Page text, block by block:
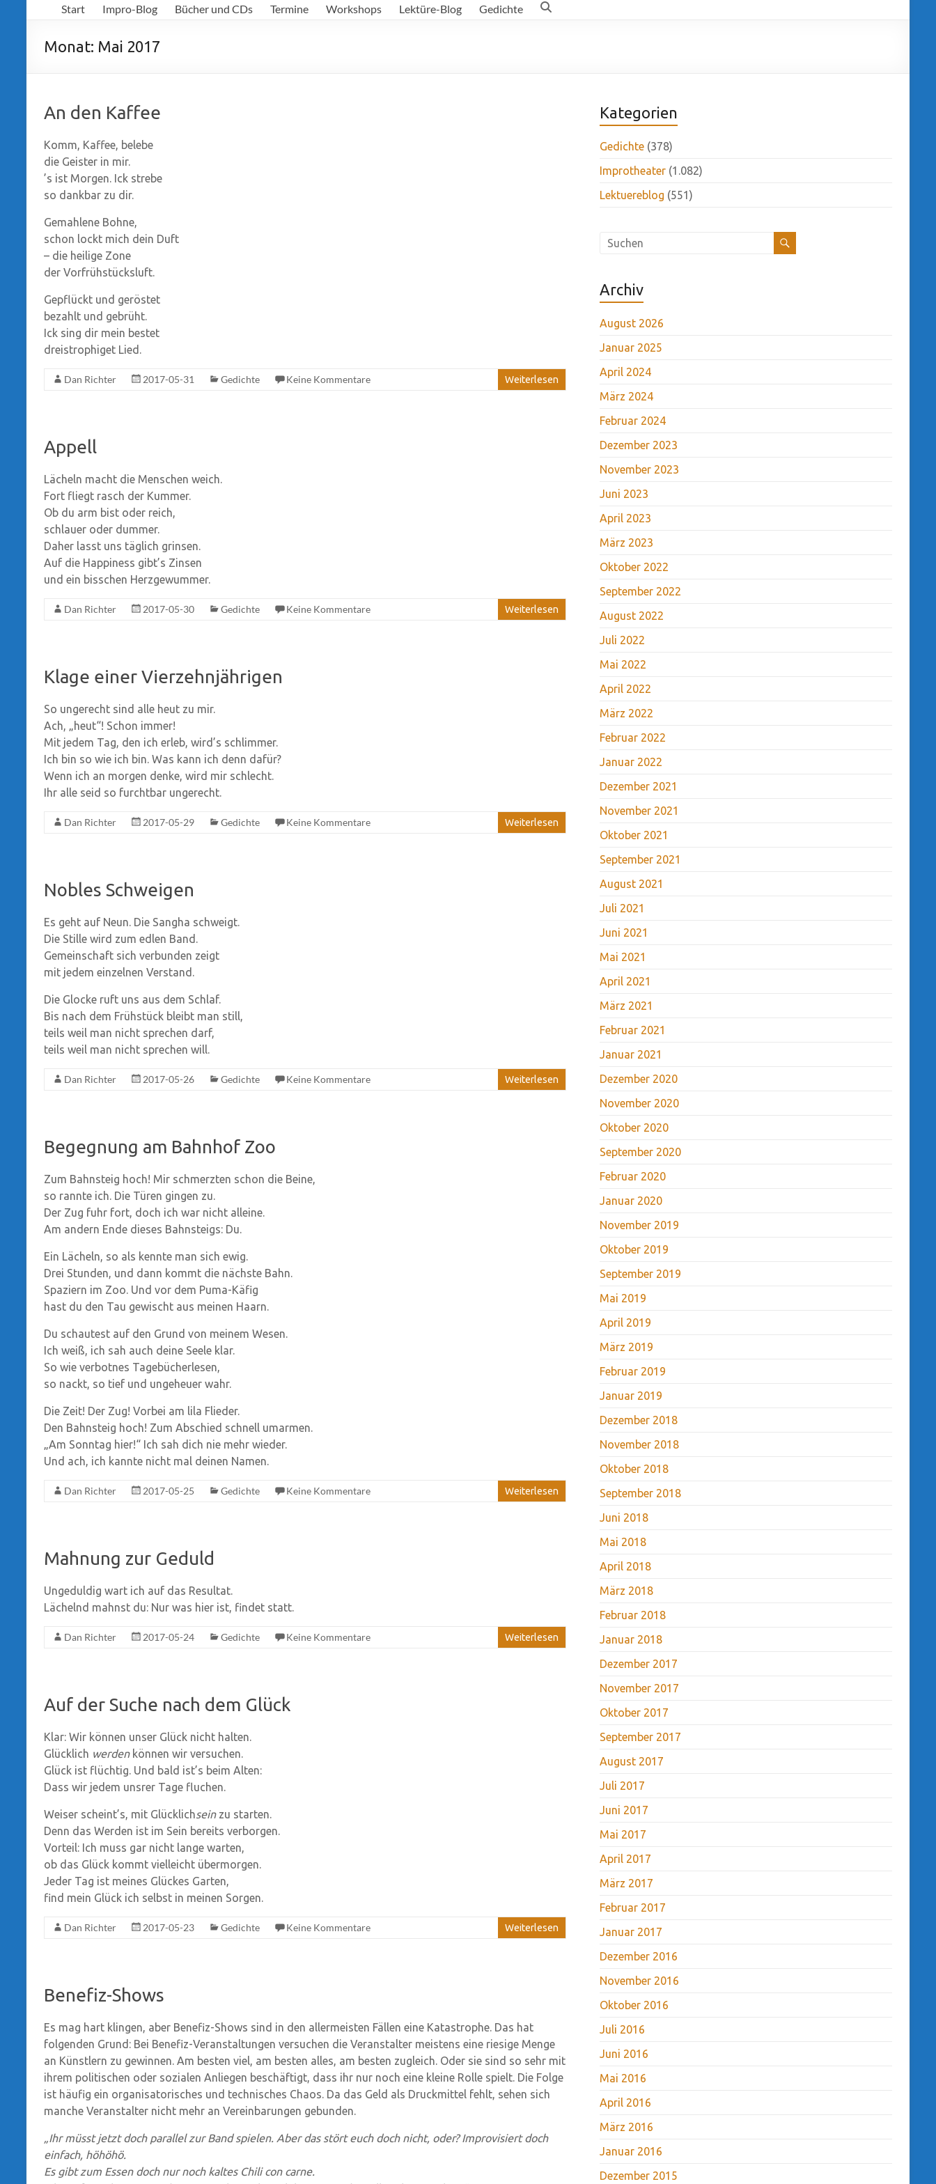
Richter
Start Impro-Blog Bücher und CDs Termine Workshops Lektüre-Blog Gedichte
Monat: Mai 2017
An den Kaffee
Komm, Kaffee, belebe
die Geister in mir.
’s ist Morgen. Ick strebe
so dankbar zu dir.
Gemahlene Bohne,
schon lockt mich dein Duft
– die heilige Zone
der Vorfrühstücksluft.
Gepflückt und geröstet
bezahlt und gebrüht.
Ick sing dir mein bestet
dreistrophiget Lied.
Dan Richter 2017-05-31 Gedichte Keine Kommentare Weiterlesen
Appell
Lächeln macht die Menschen weich.
Fort fliegt rasch der Kummer.
Ob du arm bist oder reich,
schlauer oder dummer.
Daher lasst uns täglich grinsen.
Auf die Happiness gibt’s Zinsen
und ein bisschen Herzgewummer.
Dan Richter 2017-05-30 Gedichte Keine Kommentare Weiterlesen
Klage einer Vierzehnjährigen
So ungerecht sind alle heut zu mir.
Ach, „heut“! Schon immer!
Mit jedem Tag, den ich erleb, wird’s schlimmer.
Ich bin so wie ich bin. Was kann ich denn dafür?
Wenn ich an morgen denke, wird mir schlecht.
Ihr alle seid so furchtbar ungerecht.
Dan Richter 2017-05-29 Gedichte Keine Kommentare Weiterlesen
Nobles Schweigen
Es geht auf Neun. Die Sangha schweigt.
Die Stille wird zum edlen Band.
Gemeinschaft sich verbunden zeigt
mit jedem einzelnen Verstand.
Die Glocke ruft uns aus dem Schlaf.
Bis nach dem Frühstück bleibt man still,
teils weil man nicht sprechen darf,
teils weil man nicht sprechen will.
Dan Richter 2017-05-26 Gedichte Keine Kommentare Weiterlesen
Begegnung am Bahnhof Zoo
Zum Bahnsteig hoch! Mir schmerzten schon die Beine,
so rannte ich. Die Türen gingen zu.
Der Zug fuhr fort, doch ich war nicht alleine.
Am andern Ende dieses Bahnsteigs: Du.
Ein Lächeln, so als kennte man sich ewig.
Drei Stunden, und dann kommt die nächste Bahn.
Spaziern im Zoo. Und vor dem Puma-Käfig
hast du den Tau gewischt aus meinen Haarn.
Du schautest auf den Grund von meinem Wesen.
Ich weiß, ich sah auch deine Seele klar.
So wie verbotnes Tagebücherlesen,
so nackt, so tief und ungeheuer wahr.
Die Zeit! Der Zug! Vorbei am lila Flieder.
Den Bahnsteig hoch! Zum Abschied schnell umarmen.
„Am Sonntag hier!“ Ich sah dich nie mehr wieder.
Und ach, ich kannte nicht mal deinen Namen.
Dan Richter 2017-05-25 Gedichte Keine Kommentare Weiterlesen
Mahnung zur Geduld
Ungeduldig wart ich auf das Resultat.
Lächelnd mahnst du: Nur was hier ist, findet statt.
Dan Richter 2017-05-24 Gedichte Keine Kommentare Weiterlesen
Auf der Suche nach dem Glück
Klar: Wir können unser Glück nicht halten.
Glücklich werden können wir versuchen.
Glück ist flüchtig. Und bald ist’s beim Alten:
Dass wir jedem unsrer Tage fluchen.
Weiser scheint’s, mit Glücklichseinzu starten.
Denn das Werden ist im Sein bereits verborgen.
Vorteil: Ich muss gar nicht lange warten,
ob das Glück kommt vielleicht übermorgen.
Jeder Tag ist meines Glückes Garten,
find mein Glück ich selbst in meinen Sorgen.
Dan Richter 2017-05-23 Gedichte Keine Kommentare Weiterlesen
Benefiz-Shows
Es mag hart klingen, aber Benefiz-Shows sind in den allermeisten Fällen eine Katastrophe. Das hat
folgenden Grund: Bei Benefiz-Veranstaltungen versuchen die Veranstalter meistens eine riesige Menge
an Künstlern zu gewinnen. Am besten viel, am besten alles, am besten zugleich. Oder sie sind so sehr mit
ihrem politischen oder sozialen Anliegen beschäftigt, dass ihr nur noch eine kleine Rolle spielt. Die Folge
ist häufig ein organisatorisches und technisches Chaos. Da das Geld als Druckmittel fehlt, sehen sich
manche Veranstalter nicht mehr an Vereinbarungen gebunden.
„Ihr müsst jetzt doch parallel zur Band spielen. Aber das stört euch doch nicht, oder? Improvisiert doch
einfach, höhöhö.
Es gibt zum Essen doch nur noch kaltes Chili con carne.
Kategorien
Gedichte (378)
Improtheater (1.082)
Lektuereblog (551)
Archiv
August 2026
Januar 2025
April 2024
März 2024
Februar 2024
Dezember 2023
November 2023
Juni 2023
April 2023
März 2023
Oktober 2022
September 2022
August 2022
Juli 2022
Mai 2022
April 2022
März 2022
Februar 2022
Januar 2022
Dezember 2021
November 2021
Oktober 2021
September 2021
August 2021
Juli 2021
Juni 2021
Mai 2021
April 2021
März 2021
Februar 2021
Januar 2021
Dezember 2020
November 2020
Oktober 2020
September 2020
Februar 2020
Januar 2020
November 2019
Oktober 2019
September 2019
Mai 2019
April 2019
März 2019
Februar 2019
Januar 2019
Dezember 2018
November 2018
Oktober 2018
September 2018
Juni 2018
Mai 2018
April 2018
März 2018
Februar 2018
Januar 2018
Dezember 2017
November 2017
Oktober 2017
September 2017
August 2017
Juli 2017
Juni 2017
Mai 2017
April 2017
März 2017
Februar 2017
Januar 2017
Dezember 2016
November 2016
Oktober 2016
Juli 2016
Juni 2016
Mai 2016
April 2016
März 2016
Januar 2016
Dezember 2015